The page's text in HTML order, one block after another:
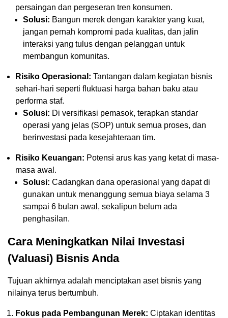
persaingan dan pergeseran tren konsumen.
Solusi: Bangun merek dengan karakter yang kuat,
jangan pernah kompromi pada kualitas, dan jalin
interaksi yang tulus dengan pelanggan untuk
membangun komunitas.
Risiko Operasional: Tantangan dalam kegiatan bisnis
sehari-hari seperti fluktuasi harga bahan baku atau
performa staf.
Solusi: Di versifikasi pemasok, terapkan standar
operasi yang jelas (SOP) untuk semua proses, dan
berinvestasi pada kesejahteraan tim.
Risiko Keuangan: Potensi arus kas yang ketat di masa-
masa awal.
Solusi: Cadangkan dana operasional yang dapat di
gunakan untuk menanggung semua biaya selama 3
sampai 6 bulan awal, sekalipun belum ada
penghasilan.
Cara Meningkatkan Nilai Investasi
(Valuasi) Bisnis Anda
Tujuan akhirnya adalah menciptakan aset bisnis yang
nilainya terus bertumbuh.
Fokus pada Pembangunan Merek: Ciptakan identitas